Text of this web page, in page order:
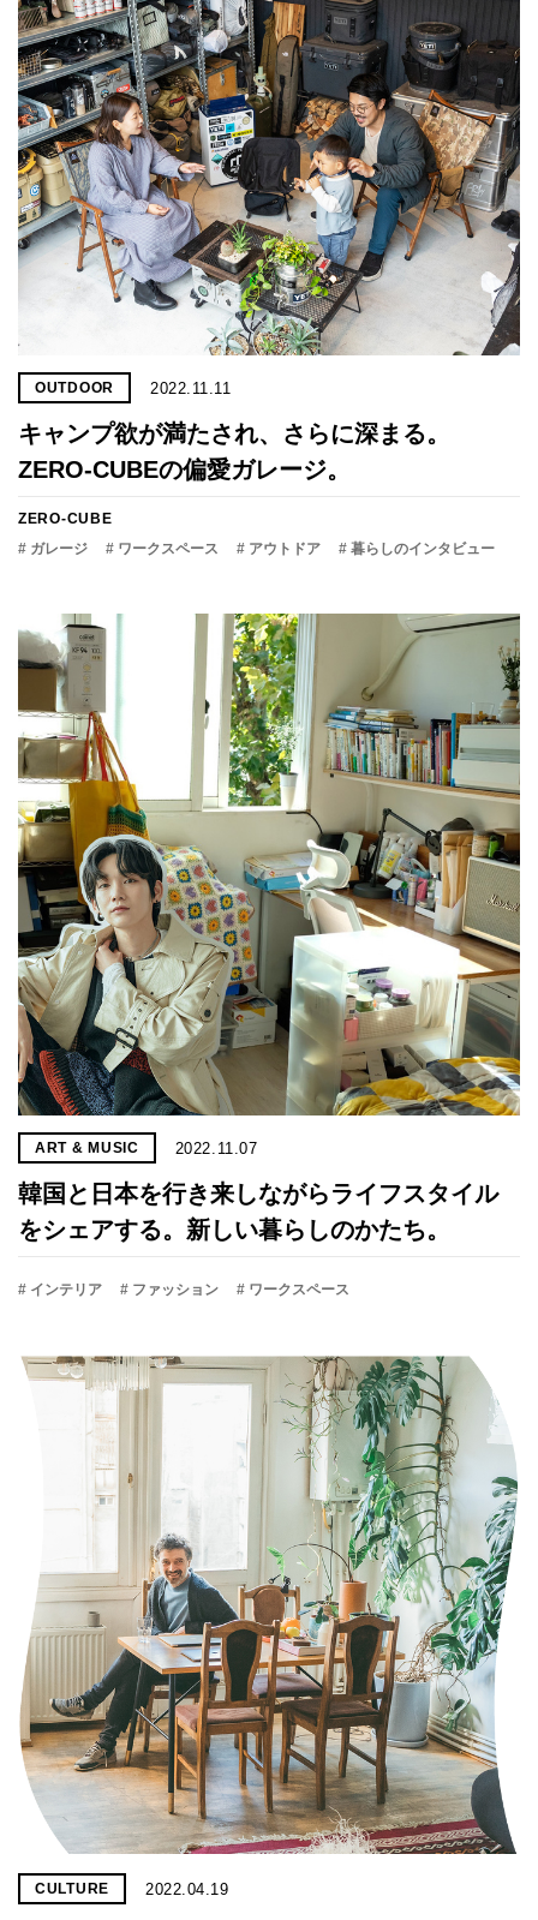
OUTDOOR 2022.11.11
キャンプ欲が満たされ、さらに深まる。
ZERO-CUBEの偏愛ガレージ。
ZERO-CUBE
# ガレージ
# ワークスペース # アウトドア # 暮らしのインタビュー
ART & MUSIC 2022.11.07
韓国と日本を行き来しながらライフスタイル
をシェアする。新しい暮らしのかたち。
# インテリア # ファッション # ワークスペース
CULTURE 2022.04.19